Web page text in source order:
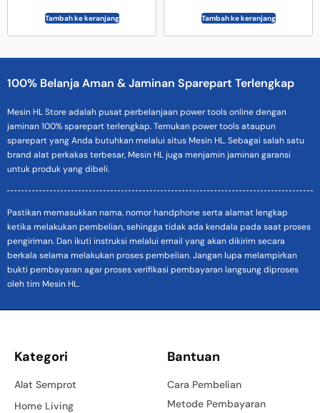
Tambah ke keranjang Tambah ke keranjang
100% Belanja Aman & Jaminan Sparepart Terlengkap
Mesin HL Store adalah pusat perbelanjaan power tools online dengan
jaminan 100% sparepart terlengkap. Temukan power tools ataupun
sparepart yang Anda butuhkan melalui situs Mesin HL. Sebagai salah satu
brand alat perkakas terbesar, Mesin HL juga menjamin jaminan garansi
untuk produk yang dibeli.
Pastikan memasukkan nama, nomor handphone serta alamat lengkap
ketika melakukan pembelian, sehingga tidak ada kendala pada saat proses
pengiriman. Dan ikuti instruksi melalui email yang akan dikirim secara
berkala selama melakukan proses pembelian. Jangan lupa melampirkan
bukti pembayaran agar proses verifikasi pembayaran langsung diproses
oleh tim Mesin HL.
Kategori
Alat Semprot
Home Living
Bantuan
Cara Pembelian
Metode Pembayaran